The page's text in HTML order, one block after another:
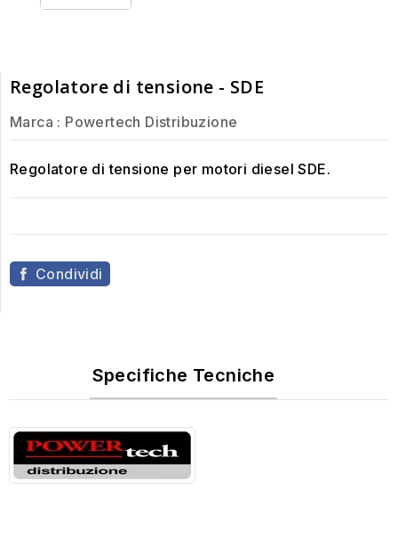
Regolatore di tensione - SDE
Marca : Powertech Distribuzione
Regolatore di tensione per motori diesel SDE.
Condividi
Specifiche Tecniche